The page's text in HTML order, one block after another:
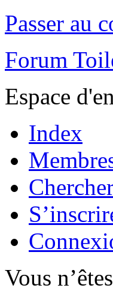
Passer au
Forum
Espace
Index
Vous